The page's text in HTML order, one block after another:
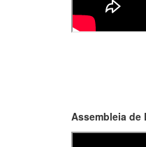
Assembleia de